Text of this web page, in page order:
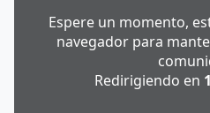
Espere un momento,
navegador para
Redirigiendo en 1